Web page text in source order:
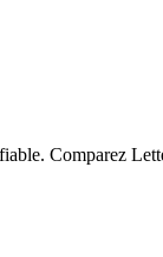
Comparez